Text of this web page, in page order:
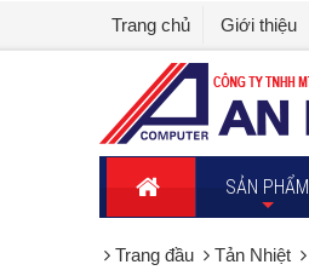
Trang chủ Giới thiệu
SẢN PHẨM
Trang đầu Tản Nhiệt